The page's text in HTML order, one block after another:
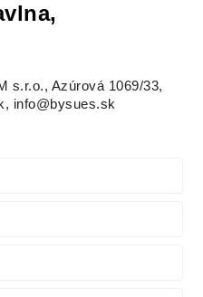
s.r.o., Azúrová 1069/33,
info@bysues.sk